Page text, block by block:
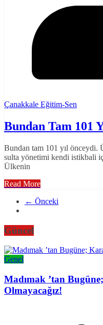
Çanakkale Eğitim-Sen
Bundan Tam 101
Bundan tam 101 yıl önceydi.
sulta yönetimi kendi istikbali
Ülkenin
Read More
← Önceki
Güncel
Genel
Madımak ’tan
Olmayacağız!